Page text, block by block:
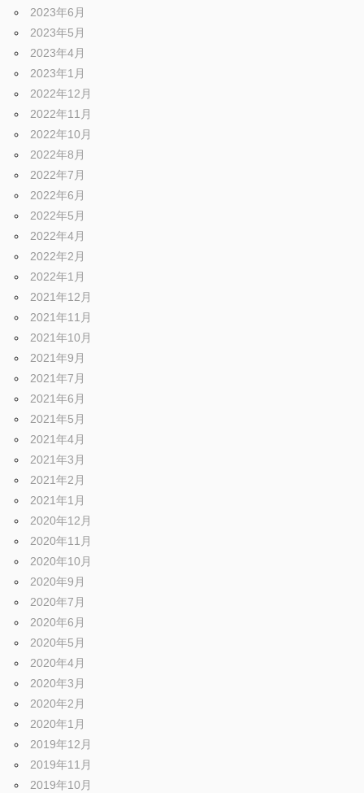
2023年6月
2023年5月
2023年4月
2023年1月
2022年12月
2022年11月
2022年10月
2022年8月
2022年7月
2022年6月
2022年5月
2022年4月
2022年2月
2022年1月
2021年12月
2021年11月
2021年10月
2021年9月
2021年7月
2021年6月
2021年5月
2021年4月
2021年3月
2021年2月
2021年1月
2020年12月
2020年11月
2020年10月
2020年9月
2020年7月
2020年6月
2020年5月
2020年4月
2020年3月
2020年2月
2020年1月
2019年12月
2019年11月
2019年10月